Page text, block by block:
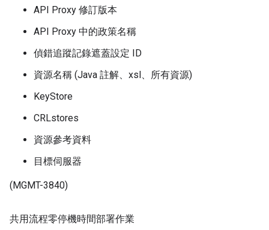
API Proxy 修訂版本
API Proxy 中的政策名稱
偵錯追蹤記錄遮蓋設定 ID
資源名稱 (Java 註解、xsl、所有資源)
KeyStore
CRLstores
資源參考資料
目標伺服器
(MGMT-3840)
共用流程零停機時間部署作業